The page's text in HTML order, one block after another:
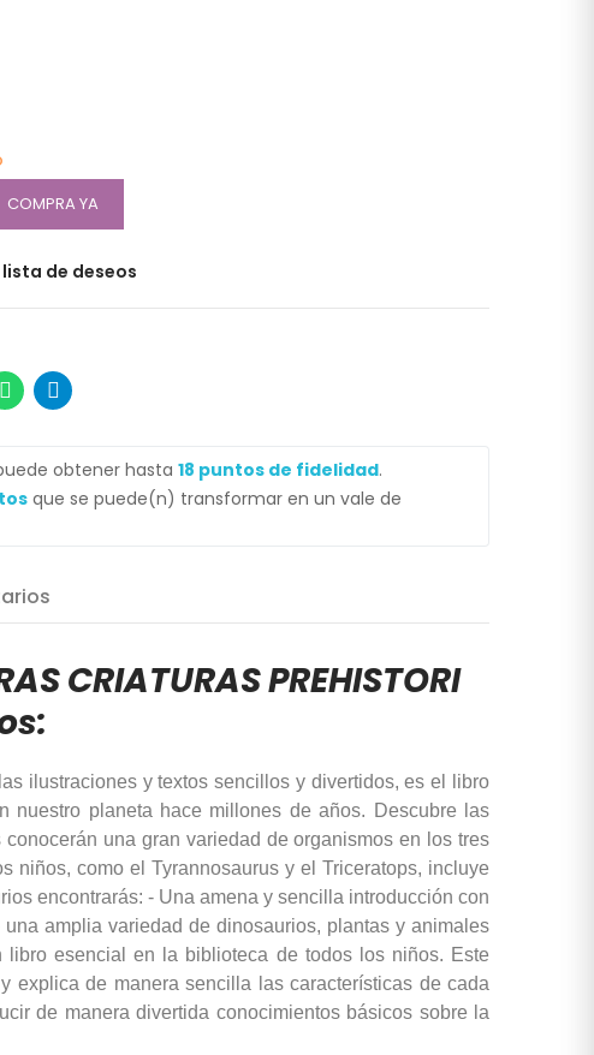
COMPRA YA
de deseos
obtener hasta 18 puntos de fidelidad.
que se puede(n) transformar en un vale de
CRIATURAS PREHISTORI
ilustraciones y textos sencillos y divertidos, es el libro
nuestro planeta hace millones de años. Descubre las
una gran variedad de organismos en los tres
niños, como el Tyrannosaurus y el Triceratops, incluye
encontrarás: - Una amena y sencilla introducción con
amplia variedad de dinosaurios, plantas y animales
esencial en la biblioteca de todos los niños. Este
explica de manera sencilla las características de cada
de manera divertida conocimientos básicos sobre la